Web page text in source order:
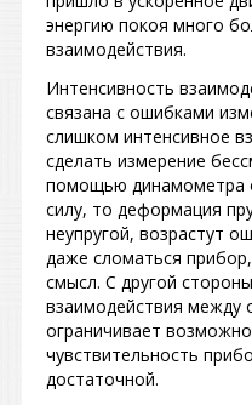
энергию покоя много
взаимодействия.
Интенсивность
связана с ошибками
слишком интенсивное
сделать измерение
помощью динамометра
силу, то деформация
неупругой, возрастут
даже сломаться
смысл. С другой
взаимодействия
ограничивает
чувствительность
достаточной.